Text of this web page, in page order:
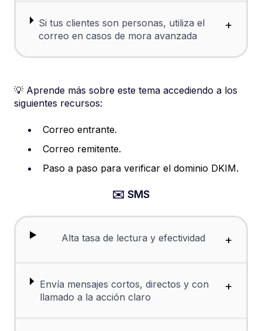
Si tus clientes son personas, utiliza el
correo en casos de mora avanzada
+
💡 Aprende más sobre este tema accediendo a los
siguientes recursos:
Correo entrante.
Correo remitente.
Paso a paso para verificar el dominio DKIM.
✉️ SMS
Alta tasa de lectura y efectividad +
Envía mensajes cortos, directos y con
llamado a la acción claro
+